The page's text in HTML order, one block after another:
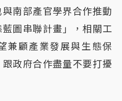
南部產官學界合作推動
藍圖串聯計畫」，相關工
兼顧產業發展與生態保
政府合作盡量不要打擾